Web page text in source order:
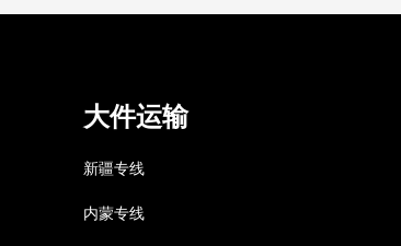
大件运输
新疆专线
内蒙专线